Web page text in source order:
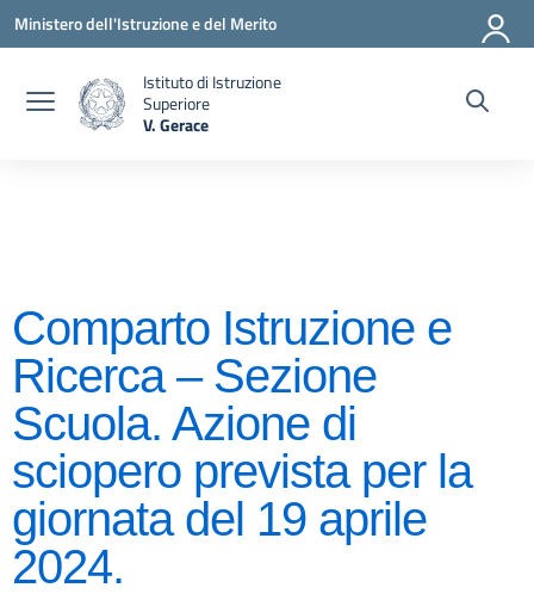
Vai ai contenuti
Vai al menu di navigazione
Vai al footer
Ministero dell'Istruzione e del Merito
Istituto di Istruzione
Superiore
V. Gerace
Comparto Istruzione e
Ricerca – Sezione
Scuola. Azione di
sciopero prevista per la
giornata del 19 aprile
2024.